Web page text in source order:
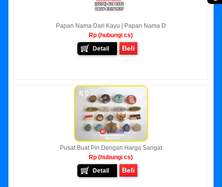
Papan Nama Dari Kayu | Papan Nama D
Rp (hubungi cs)
Detail
Beli
Pusat Buat Pin Dengan Harga Sangat
Rp (hubungi cs)
Detail
Beli